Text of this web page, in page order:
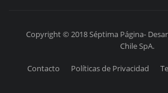
Copyright © 2018 Séptima Página-
Chile SpA.
Contacto Políticas de Privacidad